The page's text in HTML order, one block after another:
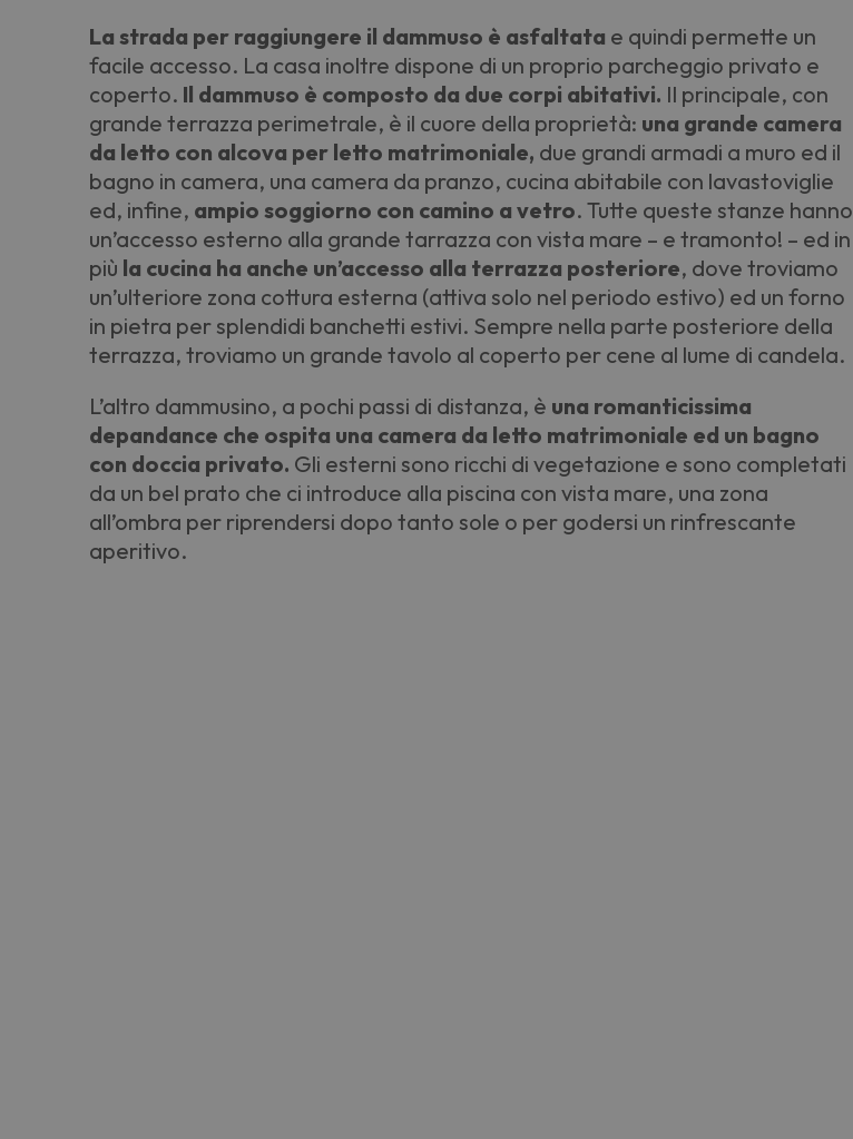
La strada per raggiungere il dammuso è asfaltata e quindi permette un
facile accesso. La casa inoltre dispone di un proprio parcheggio privato e
coperto. Il dammuso è composto da due corpi abitativi. Il principale, con
grande terrazza perimetrale, è il cuore della proprietà: una grande camera
da letto con alcova per letto matrimoniale, due grandi armadi a muro ed il
bagno in camera, una camera da pranzo, cucina abitabile con lavastoviglie
ed, infine, ampio soggiorno con camino a vetro. Tutte queste stanze hanno
un’accesso esterno alla grande tarrazza con vista mare – e tramonto! – ed in
più la cucina ha anche un’accesso alla terrazza posteriore, dove troviamo
un’ulteriore zona cottura esterna (attiva solo nel periodo estivo) ed un forno
in pietra per splendidi banchetti estivi. Sempre nella parte posteriore della
terrazza, troviamo un grande tavolo al coperto per cene al lume di candela.
L’altro dammusino, a pochi passi di distanza, è una romanticissima
depandance che ospita una camera da letto matrimoniale ed un bagno
con doccia privato. Gli esterni sono ricchi di vegetazione e sono completati
da un bel prato che ci introduce alla piscina con vista mare, una zona
all’ombra per riprendersi dopo tanto sole o per godersi un rinfrescante
aperitivo.